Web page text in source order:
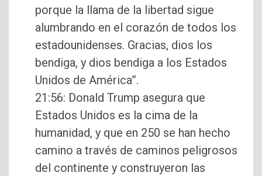
porque la llama de la libertad sigue
alumbrando en el corazón de todos los
estadounidenses. Gracias, dios los
bendiga, y dios bendiga a los Estados
Unidos de América”.
21:56: Donald Trump asegura que
Estados Unidos es la cima de la
humanidad, y que en 250 se han hecho
camino a través de caminos peligrosos
del continente y construyeron las